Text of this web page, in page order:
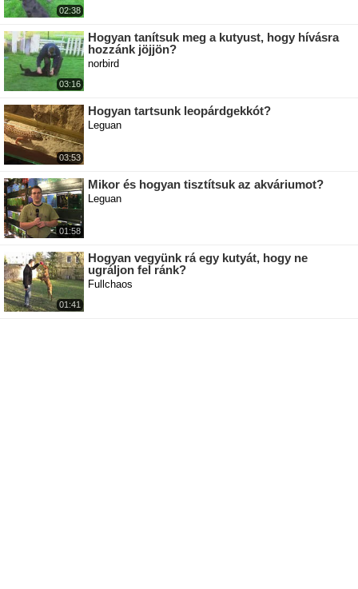
02:38
03:16
Hogyan tanítsuk meg a kutyust, hogy hívásra
hozzánk jöjjön?
norbird
03:53
Hogyan tartsunk leopárdgekkót?
Leguan
01:58
Mikor és hogyan tisztítsuk az akváriumot?
Leguan
01:41
Hogyan vegyünk rá egy kutyát, hogy ne
ugráljon fel ránk?
Fullchaos